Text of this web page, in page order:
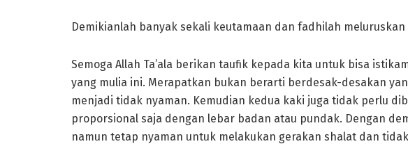
Demikianlah banyak sekali keutamaan dan fadhilah
Semoga Allah Ta’ala berikan taufik kepada kita untuk bisa
yang mulia ini. Merapatkan bukan berarti berdesak-desakan
menjadi tidak nyaman. Kemudian kedua kaki juga tidak perlu
proporsional saja dengan lebar badan atau pundak. Dengan
namun tetap nyaman untuk melakukan gerakan shalat dan